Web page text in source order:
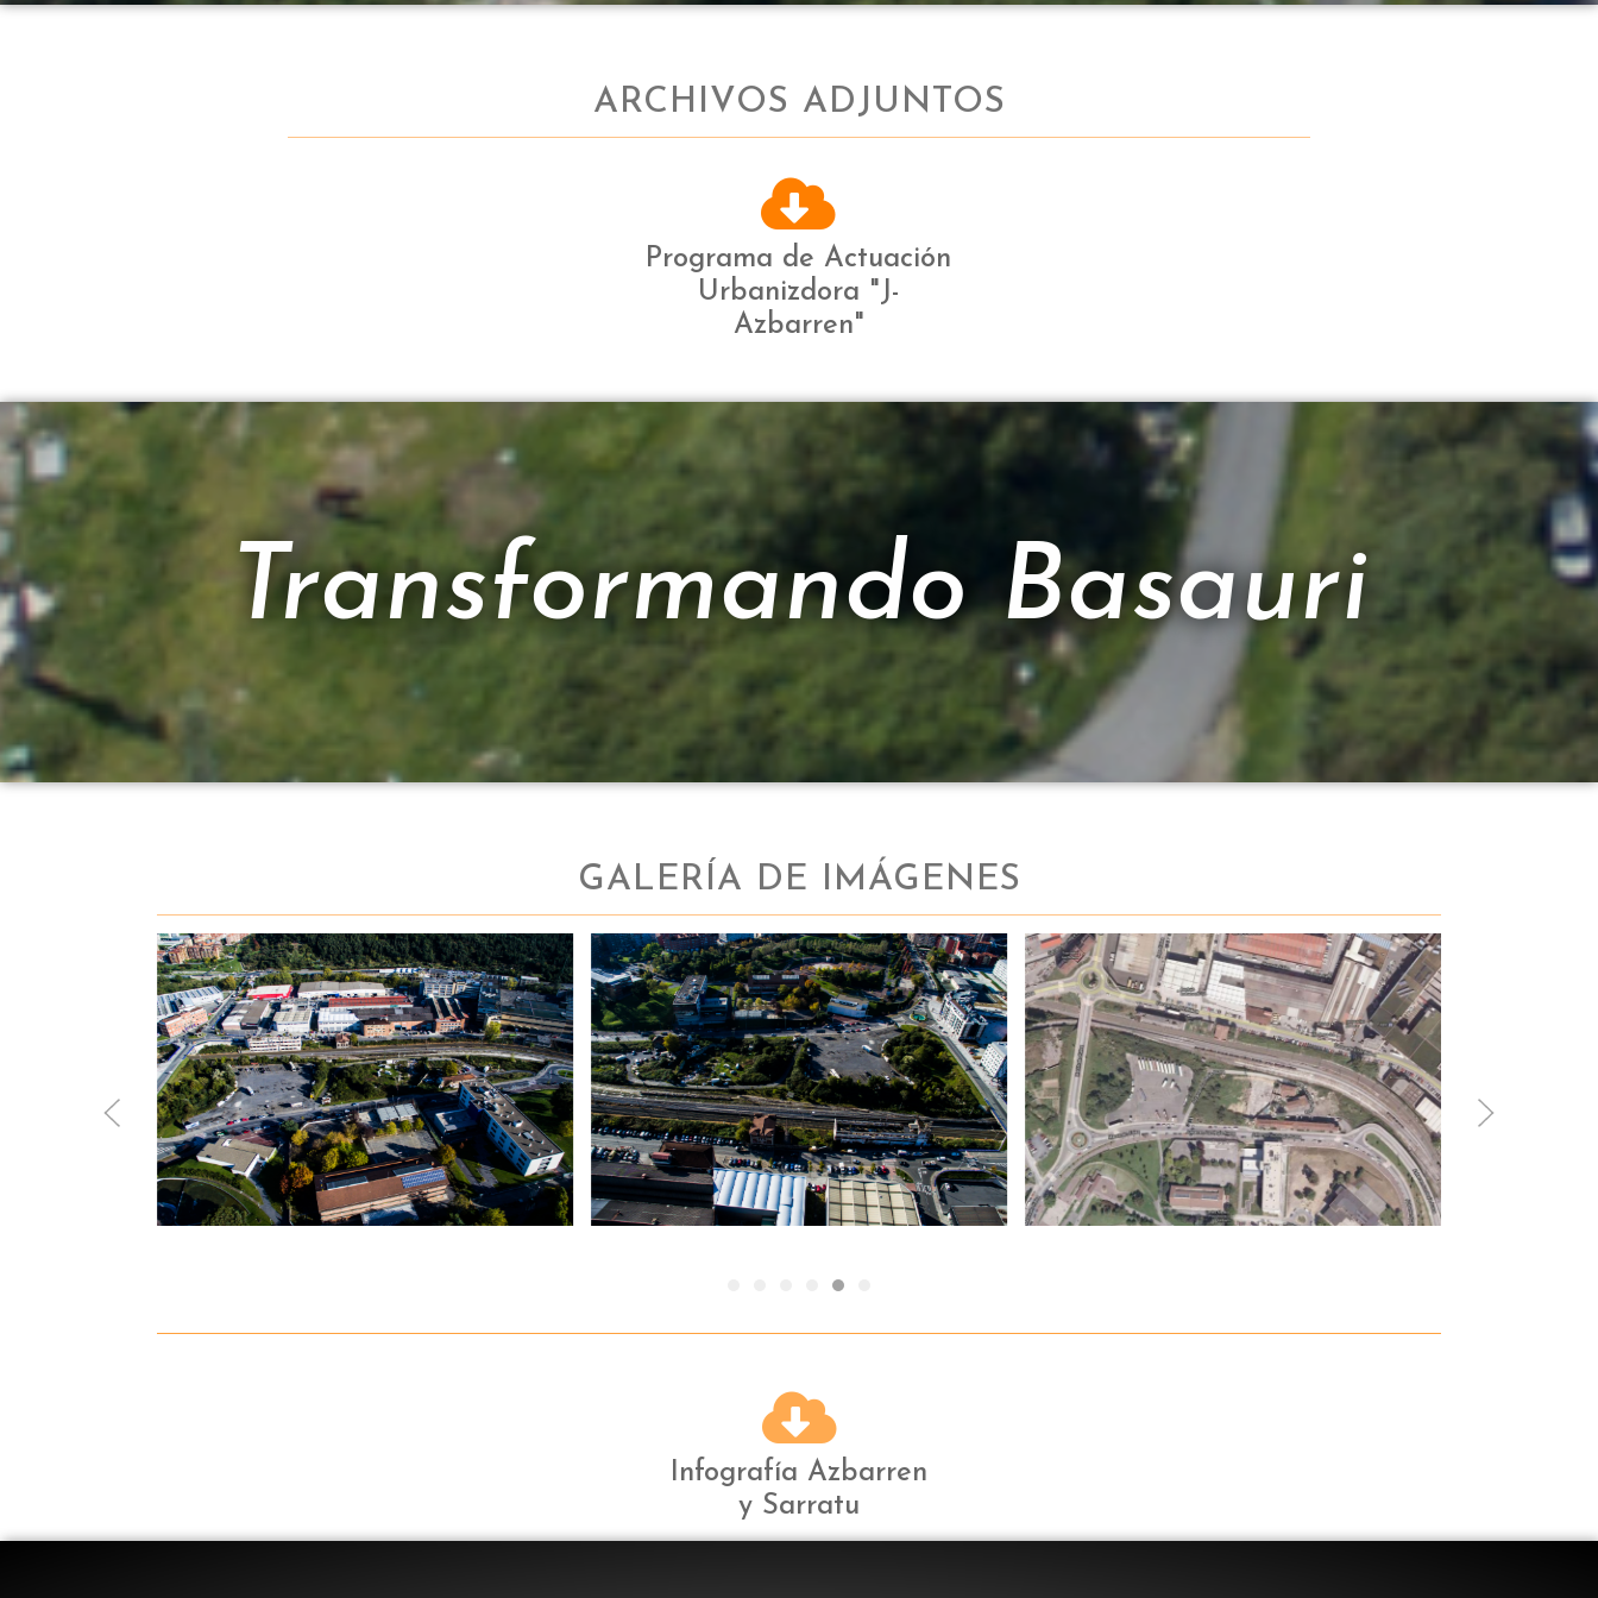
ARCHIVOS ADJUNTOS
Programa de Actuación
Urbanizdora "J-
Azbarren"
Transformando Basauri
GALERÍA DE IMÁGENES
Infografía Azbarren
y Sarratu